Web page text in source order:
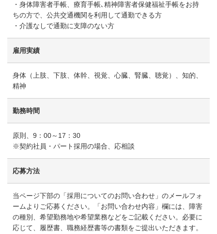
・身体障害者手帳、療育手帳､精神障害者保健福祉手帳をお持
ちの方で、公共交通機関を利用して通勤できる方
・介護なしで通勤に支障のない方
雇用実績
身体（上肢、下肢、体幹、視覚、心臓、腎臓、聴覚）、知的、
精神
勤務時間
原則、9：00～17：30
※契約社員・パート採用の場合、応相談
応募方法
当ページ下部の「採用についてのお問い合わせ」のメールフォ
ームよりご応募ください。「お問い合わせ内容」欄には、障害
の種別、希望勤務地や希望業務などをご記載ください。必要に
応じて、履歴書、職務経歴書等の書類をご提出いただきます。